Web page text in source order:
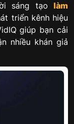
sáng tạo làm
triển kênh hiệu
giúp bạn cải
nhiều khán giả